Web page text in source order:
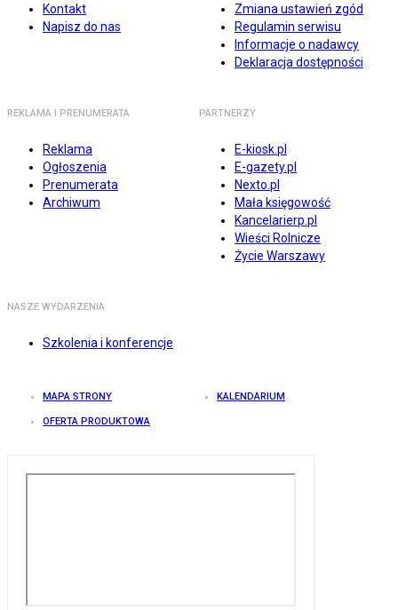
Kontakt
Napisz do nas
Zmiana ustawień zgód
Regulamin serwisu
Informacje o nadawcy
Deklaracja dostępności
REKLAMA I PRENUMERATA
Reklama
Ogłoszenia
Prenumerata
Archiwum
PARTNERZY
E-kiosk.pl
E-gazety.pl
Nexto.pl
Mała księgowość
Kancelarierp.pl
Wieści Rolnicze
Życie Warszawy
NASZE WYDARZENIA
Szkolenia i konferencje
MAPA STRONY KALENDARIUM
OFERTA PRODUKTOWA